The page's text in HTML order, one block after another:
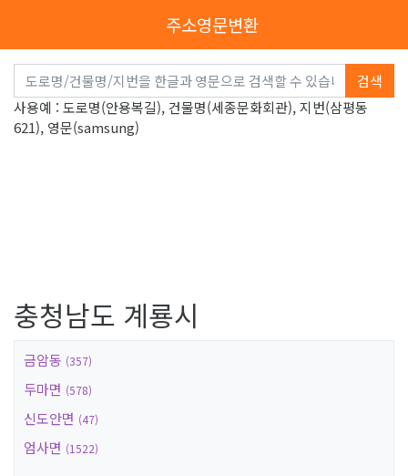
주소영문변환
검색
사용예 : 도로명(안용복길), 건물명(세종문화회관), 지번(삼평동
621), 영문(samsung)
충청남도 계룡시
금암동 (357)
두마면 (578)
신도안면 (47)
엄사면 (1522)